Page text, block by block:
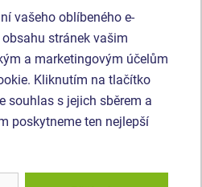
materiál je
zboží
Produkt - WS-8022K-15
vašeho oblíbeného e-
stránek vašim
a marketingovým účelům
Kliknutím na tlačítko
souhlas s jejich sběrem a
poskytneme ten nejlepší